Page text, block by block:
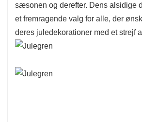
sæsonen og derefter. Dens alsidige
et fremragende valg for alle, der
deres juledekorationer med et strejf